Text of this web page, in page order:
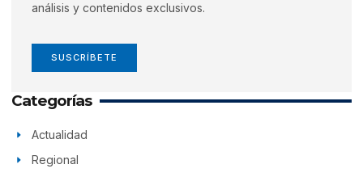
análisis y contenidos exclusivos.
SUSCRÍBETE
Categorías
Actualidad
Regional